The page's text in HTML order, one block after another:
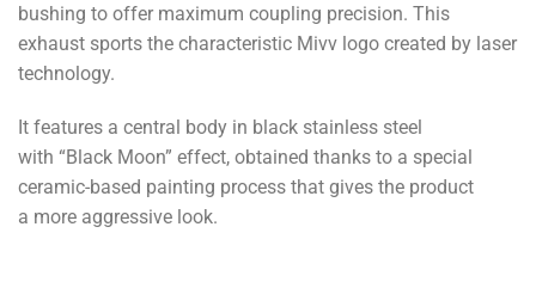
bushing to offer maximum coupling precision. This
exhaust sports the characteristic Mivv logo created by laser
technology.
It features a central body in black stainless steel
with “Black Moon” effect, obtained thanks to a special
ceramic-based painting process that gives the product
a more aggressive look.